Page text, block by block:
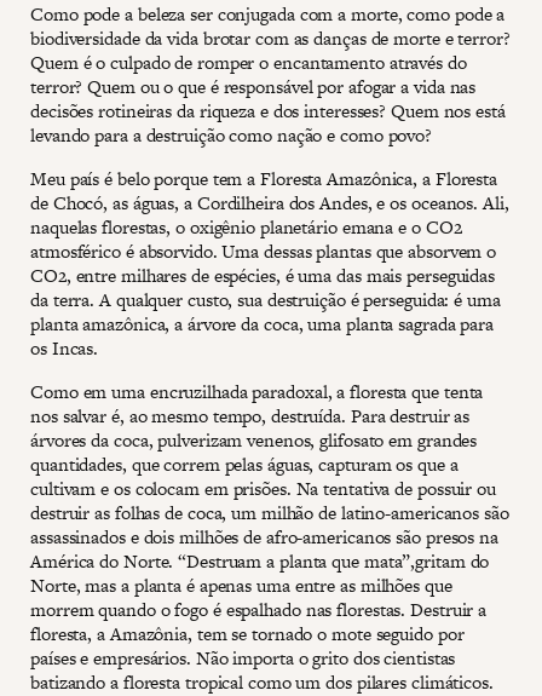
Como pode a beleza ser conjugada com a morte, como pode a
biodiversidade da vida brotar com as danças de morte e terror?
Quem é o culpado de romper o encantamento através do
terror? Quem ou o que é responsável por afogar a vida nas
decisões rotineiras da riqueza e dos interesses? Quem nos está
levando para a destruição como nação e como povo?
Meu país é belo porque tem a Floresta Amazônica, a Floresta
de Chocó, as águas, a Cordilheira dos Andes, e os oceanos. Ali,
naquelas florestas, o oxigênio planetário emana e o CO2
atmosférico é absorvido. Uma dessas plantas que absorvem o
CO2, entre milhares de espécies, é uma das mais perseguidas
da terra. A qualquer custo, sua destruição é perseguida: é uma
planta amazônica, a árvore da coca, uma planta sagrada para
os Incas.
Como em uma encruzilhada paradoxal, a floresta que tenta
nos salvar é, ao mesmo tempo, destruída. Para destruir as
árvores da coca, pulverizam venenos, glifosato em grandes
quantidades, que correm pelas águas, capturam os que a
cultivam e os colocam em prisões. Na tentativa de possuir ou
destruir as folhas de coca, um milhão de latino-americanos são
assassinados e dois milhões de afro-americanos são presos na
América do Norte. “Destruam a planta que mata”,gritam do
Norte, mas a planta é apenas uma entre as milhões que
morrem quando o fogo é espalhado nas florestas. Destruir a
floresta, a Amazônia, tem se tornado o mote seguido por
países e empresários. Não importa o grito dos cientistas
batizando a floresta tropical como um dos pilares climáticos.